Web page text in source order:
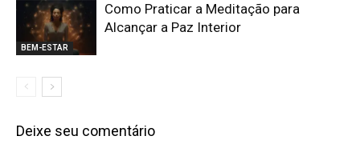
BEM-ESTAR
Como Praticar a Meditação para
Alcançar a Paz Interior
Deixe seu comentário